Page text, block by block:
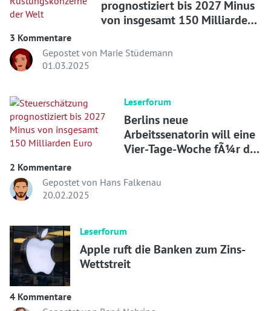
prognostiziert bis 2027 Minus
von insgesamt 150 Milliarden
3 Kommentare
Gepostet von Marie Stüdemann
01.03.2025
Leserforum
Berlins neue
Arbeitssenatorin will eine
Vier-Tage-Woche fÃ¼r die
2 Kommentare
Gepostet von Hans Falkenau
20.02.2025
Leserforum
Apple ruft die Banken zum Zins-
Wettstreit
4 Kommentare